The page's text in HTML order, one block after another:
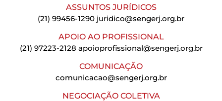
ASSUNTOS JURÍDICOS
(21) 99456-1290 juridico@sengerj.org.br
APOIO AO PROFISSIONAL
(21) 97223-2128 apoioprofissional@sengerj.org.br
COMUNICAÇÃO
comunicacao@sengerj.org.br
NEGOCIAÇÃO COLETIVA